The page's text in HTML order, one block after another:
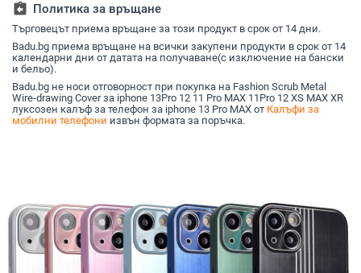
китката, за дами
assignment_return Политика за връщане
Търговецът приема връщане за този продукт в срок от 14 дни.
Badu.bg приема връщане на всички закупени продукти в срок от 14
календарни дни от датата на получаване(с изключение на бански
и бельо).
Badu.bg не носи отговорност при покупка на Fashion Scrub Metal
Wire-drawing Cover за iphone 13Pro 12 11 Pro MAX 11Pro 12 XS MAX XR
луксозен калъф за телефон за iphone 13 Pro MAX от Калъфи за
мобилни телефони извън формата за поръчка.